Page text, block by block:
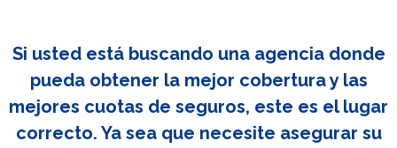
Si usted está buscando una agencia donde
pueda obtener la mejor cobertura y las
mejores cuotas de seguros, este es el lugar
correcto. Ya sea que necesite asegurar su